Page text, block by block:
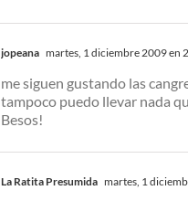
jopeana martes, 1 diciembre 2009 en
me siguen gustando las
tampoco puedo llevar nada
Besos!
La Ratita Presumida martes, 1